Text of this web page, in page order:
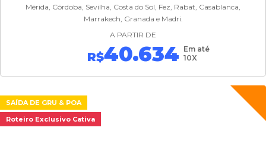
Mérida, Córdoba, Sevilha, Costa do Sol, Fez, Rabat, Casablanca,
Marrakech, Granada e Madri.
A PARTIR DE
R$40.634 Em até
10X
SAÍDA DE GRU & POA
Roteiro Exclusivo Cativa